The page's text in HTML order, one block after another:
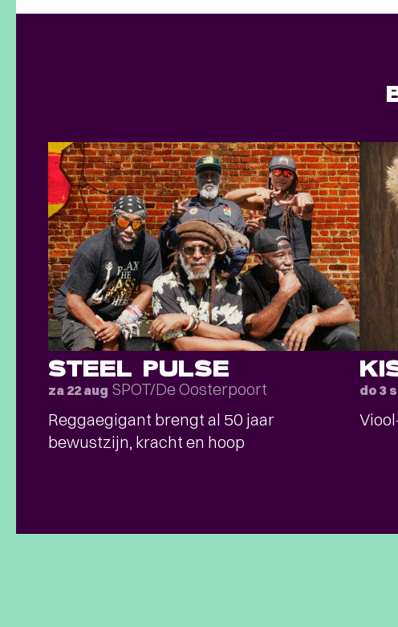
STEEL PULSE
za 22 aug SPOT/De Oosterpoort
Reggaegigant brengt al 50 jaar
bewustzijn, kracht en hoop
do 3